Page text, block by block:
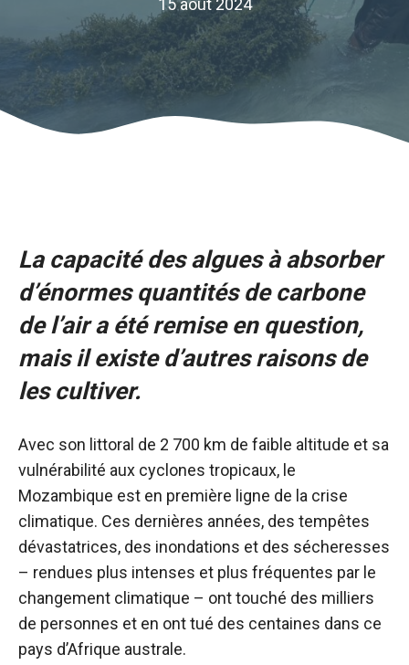
15 août 2024
La capacité des algues à absorber
d’énormes quantités de carbone
de l’air a été remise en question,
mais il existe d’autres raisons de
les cultiver.
Avec son littoral de 2 700 km de faible altitude et sa
vulnérabilité aux cyclones tropicaux, le
Mozambique est en première ligne de la crise
climatique. Ces dernières années, des tempêtes
dévastatrices, des inondations et des sécheresses
– rendues plus intenses et plus fréquentes par le
changement climatique – ont touché des milliers
de personnes et en ont tué des centaines dans ce
pays d’Afrique australe.